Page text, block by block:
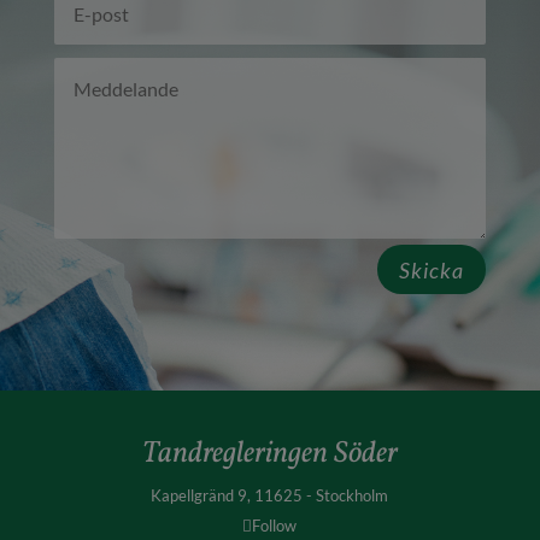
Skicka
Tandregleringen Söder
Kapellgränd 9, 11625 - Stockholm
Follow